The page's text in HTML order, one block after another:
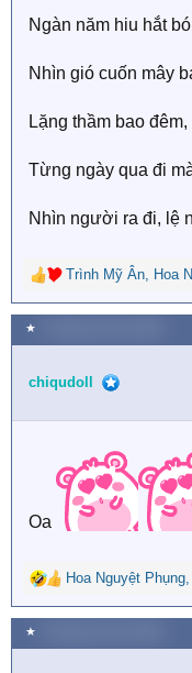
Ngàn năm hiu hắt
Nhìn gió cuốn mây
Lặng thầm bao
Từng ngày qua đi
Nhìn người ra đi, lệ
R
e
a
c
i
n
Trình Mỹ Ân Hoa
★
chiqudoll
Oa
R
e
a
c
Hoa Nguyệt Phụng
★